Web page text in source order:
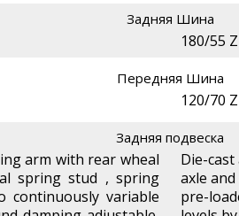
Задняя Шина
180/55
Передняя Шина
120/70
Задняя подвеска
arm with rear wheal
spring stud , spring
continuously variable
Die-
axle
pre-